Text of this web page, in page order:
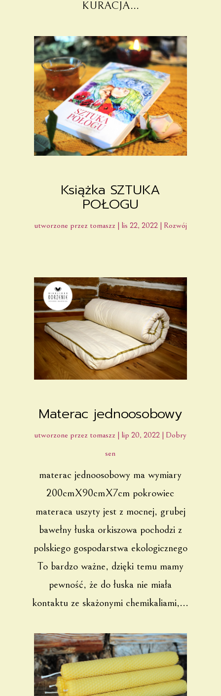
KURACJA...
Książka SZTUKA
POŁOGU
utworzone przez tomaszz | lis 22, 2022| Rozwój
Materac jednoosobowy
utworzone przez tomaszz | lip 20, 2022 | Dobry
sen
materac jednoosobowy ma wymiary
200cmX90cmX7cm pokrowiec
materaca uszyty jest z mocnej, grubej
bawełny łuska orkiszowa pochodzi z
polskiego gospodarstwa ekologicznego
To bardzo ważne, dzięki temu mamy
pewność, że do łuska nie miała
kontaktu ze skażonymi chemikaliami,...